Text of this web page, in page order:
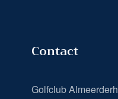
Contact
Golfclub